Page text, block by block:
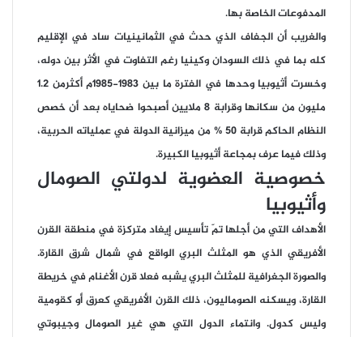
المدفوعات الخاصة بها.
والغريب أن الجفاف الذي حدث في الثمانينيات ساد في الإقليم
كله بما في ذلك السودان وكينيا رغم التفاوت في الأثر بين دوله،
وخسرت أثيوبيا وحدها في الفترة ما بين 1983-1985م أكثرمن 1.2
مليون من سكانها وقرابة 8 ملايين أصبحوا ضحاياه بعد أن خصص
النظام الحاكم قرابة 50 % من ميزانية الدولة في عملياته الحربية،
وذلك فيما عرف بمجاعة أثيوبيا الكبيرة.
خصوصية العضوية لدولتي الصومال
وأثيوبيا
الأهداف التي من أجلها تمّ تأسيس إيغاد متركزة في منطقة القرن
الأفريقي الذي هو المثلث البري الواقع في شمال شرق القارة.
والصورة الجغرافية للمثلث البري يشبه فعلا قرن الأغنام في خريطة
القارة، ويسكنه الصوماليون، ذلك القرن الأفريقي كعرق أو كقومية
وليس كدول. وانتماء الدول التي هي غير الصومال وجيبوتي